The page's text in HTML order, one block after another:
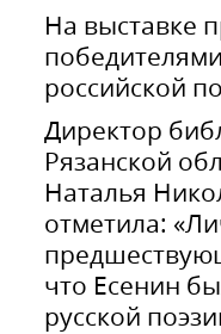
На выставке
российской
Директор
Рязанской
Наталья
отметила:
что Есенин
русской